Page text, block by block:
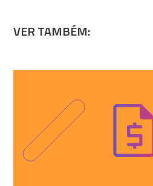
VER TAMBÉM: